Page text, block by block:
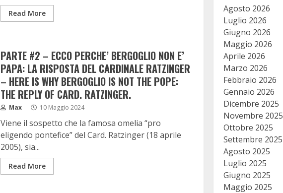
Read More
PARTE #2 – ECCO PERCHE’ BERGOGLIO NON E’
PAPA: LA RISPOSTA DEL CARDINALE RATZINGER
– HERE IS WHY BERGOGLIO IS NOT THE POPE:
THE REPLY OF CARD. RATZINGER.
Max 10 Maggio 2024
Viene il sospetto che la famosa omelia “pro
eligendo pontefice” del Card. Ratzinger (18 aprile
2005), sia...
Read More
Agosto 2026
Luglio 2026
Giugno 2026
Maggio 2026
Aprile 2026
Marzo 2026
Febbraio 2026
Gennaio 2026
Dicembre 2025
Novembre 2025
Ottobre 2025
Settembre 2025
Agosto 2025
Luglio 2025
Giugno 2025
Maggio 2025